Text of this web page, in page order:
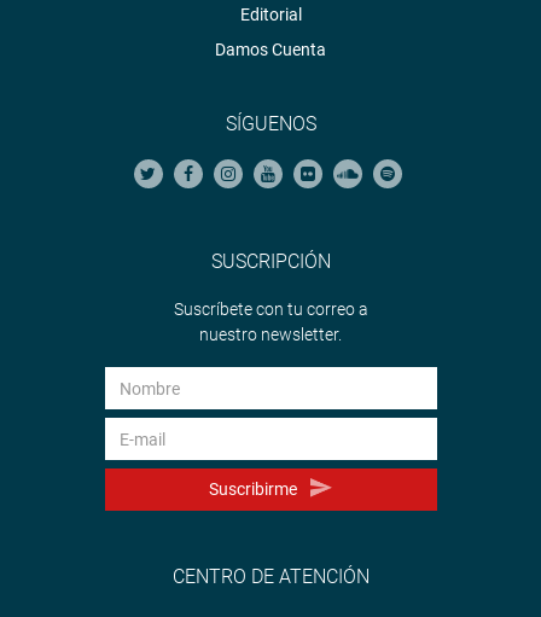
Editorial
Damos Cuenta
SÍGUENOS
SUSCRIPCIÓN
Suscríbete con tu correo a
nuestro newsletter.
Suscribirme
CENTRO DE ATENCIÓN